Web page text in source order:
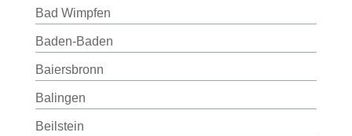
Bad Wimpfen
Baden-Baden
Baiersbronn
Balingen
Beilstein